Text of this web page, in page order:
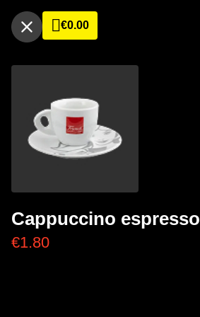
€0.00
Cappuccino espresso
€1.80